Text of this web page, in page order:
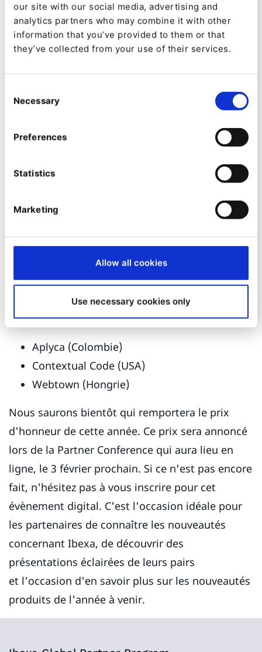
our site with our social media, advertising and
analytics partners who may combine it with other
information that you’ve provided to them or that
they’ve collected from your use of their services.
Selection
Necessary
Preferences
Statistics
Marketing
Allow all cookies
Use necessary cookies only
Partenaire de l'année Ibexa :
Ce partenaire est choisi pour ses excellentes
sur le client, au cours de l'année écoulée.
Shortlist FRANCE
Codéin
rocket-media
Shortlist Régions Rest of World
Aplyca (Colombie)
Contextual Code (USA)
Webtown (Hongrie)
Nous saurons bientôt qui remportera le prix
d'honneur de cette année. Ce prix sera annoncé
lors de la Partner Conference qui aura lieu en
ligne, le 3 février prochain. Si ce n'est pas encore
fait, n'hésitez pas à vous inscrire pour cet
évènement digital. C'est l'occasion idéale pour
les partenaires de connaître les nouveautés
concernant Ibexa, de découvrir des
présentations éclairées de leurs pairs
et l'occasion d'en savoir plus sur les nouveautés
produits de l'année à venir.